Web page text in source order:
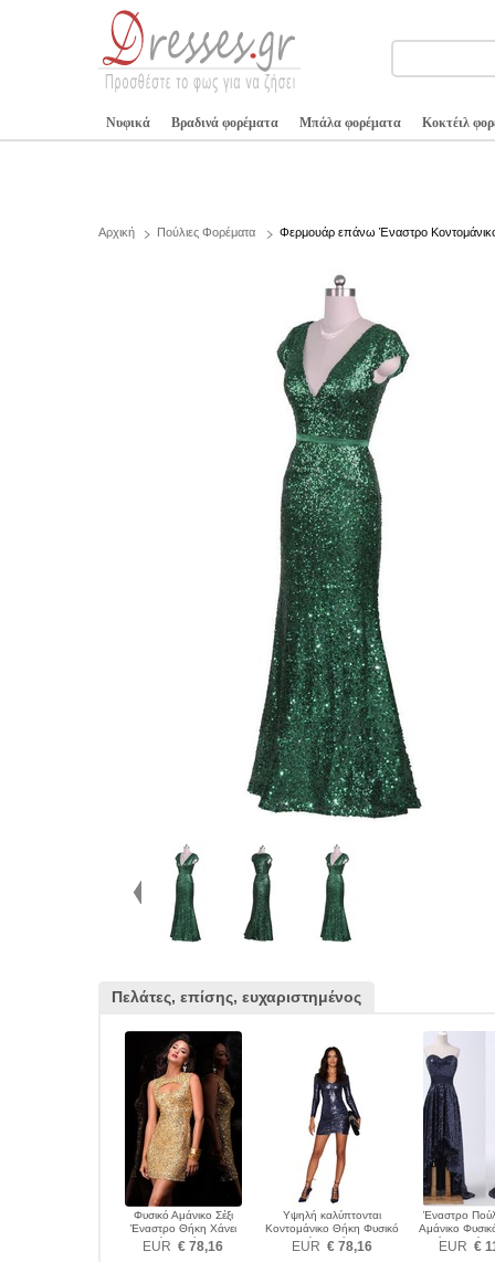
Νυφικά Βραδινά φορέματα Μπάλα φορέματα Κοκτέιλ
Αρχική Πούλιες Φορέματα Φερμουάρ επάνω Έναστρο
Πελάτες, επίσης, ευχαριστημένος
Φυσικό Αμάνικο Σέξι
Έναστρο Θήκη Χάνει
Πούλιες φόρεμα
EUR € 78,16
Υψηλή καλύπτονται
Κοντομάνικο Θήκη Φυσικό
Πούλιες φόρεμα
EUR € 78,16
Έναστρο
Αμάνικο
επάνω
EUR €